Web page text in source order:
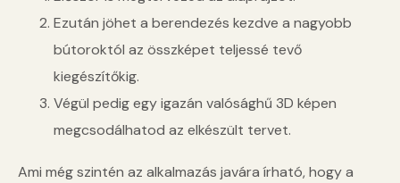
Ezután jöhet a berendezés kezdve a nagyobb
bútoroktól az összképet teljessé tevő
kiegészítőkig.
Végül pedig egy igazán valósághű 3D képen
megcsodálhatod az elkészült tervet.
Ami még szintén az alkalmazás javára írható, hogy a